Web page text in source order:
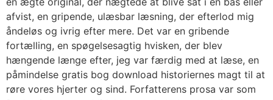
afvist, en gripende, ulæsbar læsning, der efterlod mig
åndeløs og ivrig efter mere. Det var en gribende
fortælling, en spøgelsesagtig hvisken, der blev
hængende længe efter, jeg var færdig med at læse, en
påmindelse gratis bog download historiernes magt til at
røre vores hjerter og sind. Forfatterens prosa var som